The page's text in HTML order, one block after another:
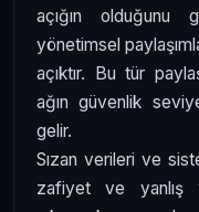
açığın olduğunu
yönetimsel
açıktır. Bu tür
ağın güvenlik
gelir.
Sızan verileri ve
zafiyet ve yanlış